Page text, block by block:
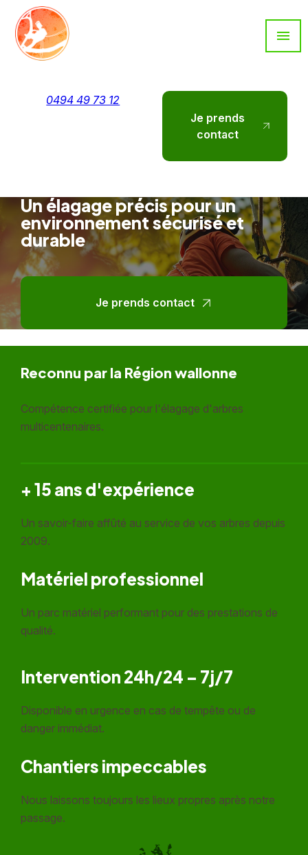
menu
0494 49 73 12
Je prends
contact
Un élagage précis pour un
environnement sécurisé et
durable
Je prends contact
Reconnu par la Région wallonne
Compétence certifiée pour l'élagage d'arbres
multicentenaires.
+ 15 ans d'expérience
Un savoir-faire affûté au service de vos arbres depuis
2009.
Matériel professionnel
Un parc matériel performant pour des prestations de
qualité.
Intervention 24h/24 – 7j/7
Disponible en urgence en cas de tempête ou de
danger immédiat.
Chantiers impeccables
Nous laissons toujours les lieux propres après notre
passage.
Panneau de gestion des cookies